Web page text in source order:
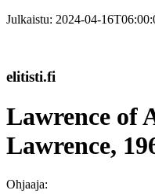
Julkaistu: 2024-04-
elitisti.fi
Lawrence of
Lawrence,
Ohjaaja: